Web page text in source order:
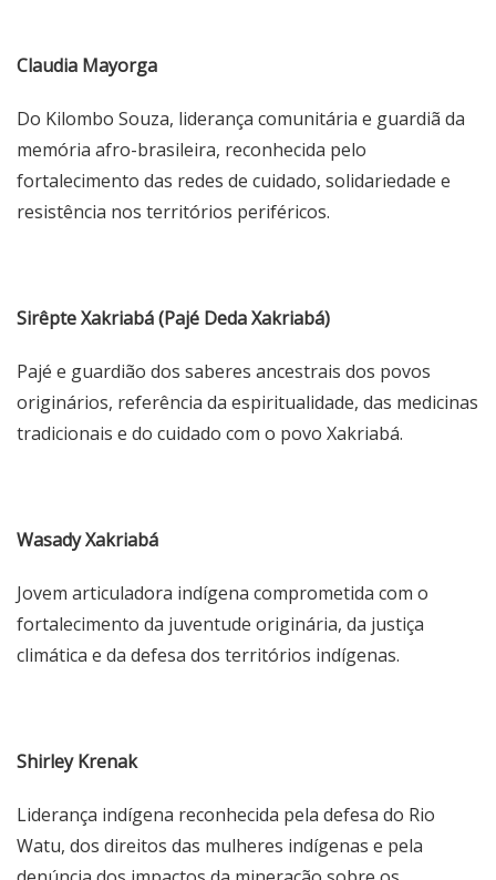
Claudia Mayorga
Do Kilombo Souza, liderança comunitária e guardiã da
memória afro-brasileira, reconhecida pelo
fortalecimento das redes de cuidado, solidariedade e
resistência nos territórios periféricos.
Sirêpte Xakriabá (Pajé Deda Xakriabá)
Pajé e guardião dos saberes ancestrais dos povos
originários, referência da espiritualidade, das medicinas
tradicionais e do cuidado com o povo Xakriabá.
Wasady Xakriabá
Jovem articuladora indígena comprometida com o
fortalecimento da juventude originária, da justiça
climática e da defesa dos territórios indígenas.
Shirley Krenak
Liderança indígena reconhecida pela defesa do Rio
Watu, dos direitos das mulheres indígenas e pela